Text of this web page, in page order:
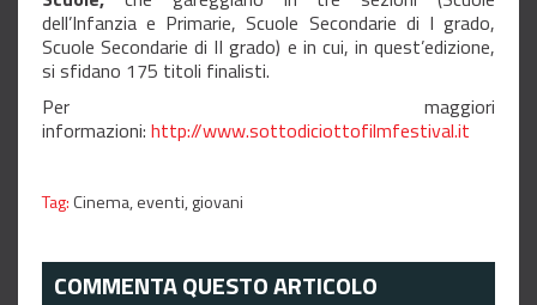
dell’Infanzia e Primarie, Scuole Secondarie di I grado,
Scuole Secondarie di II grado) e in cui, in quest’edizione,
si sfidano 175 titoli finalisti.
Per maggiori
informazioni: http://www.sottodiciottofilmfestival.it
Tag:Cinema,eventi,giovani
COMMENTA QUESTO ARTICOLO